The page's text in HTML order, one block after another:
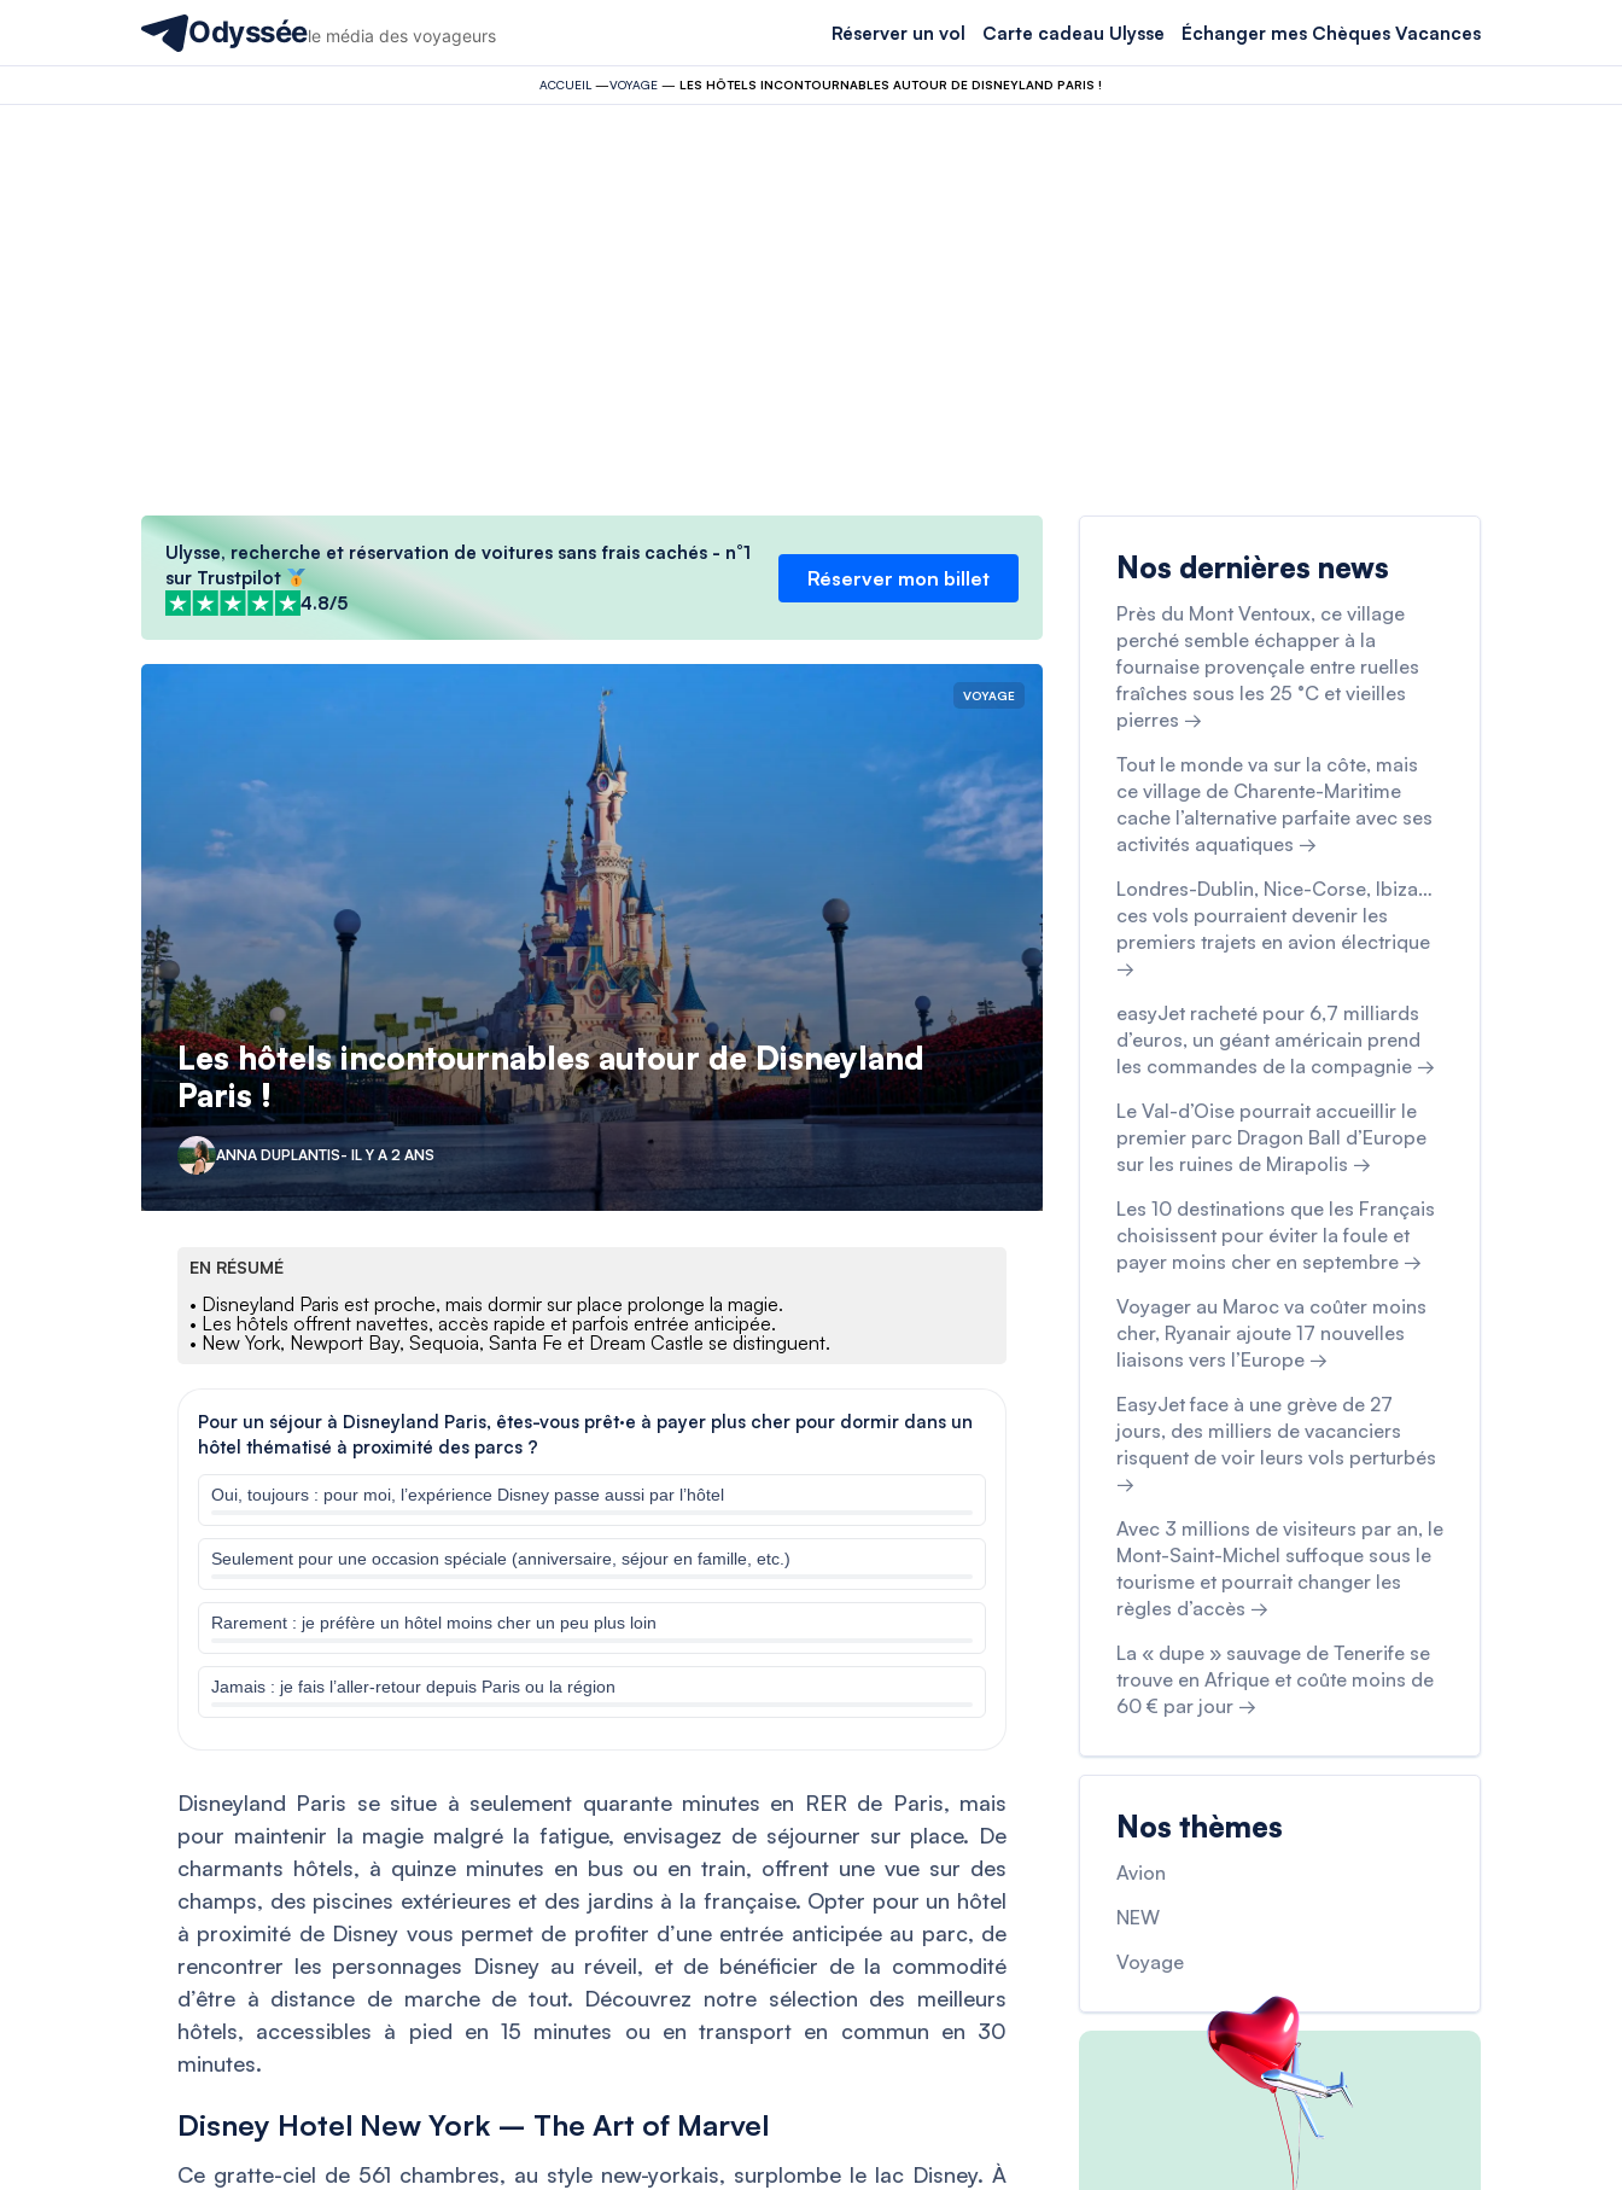
Odysséele média des voyageurs Réserver un vol Carte cadeau Ulysse Échanger mes Chèques Vacances
ACCUEIL —VOYAGE— LES HÔTELS INCONTOURNABLES AUTOUR DE DISNEYLAND PARIS !
Ulysse, recherche et réservation de voitures sans frais cachés - n°1
sur Trustpilot
4.8/5
Réserver mon billet
VOYAGE
Les hôtels incontournables autour de Disneyland
Paris !
ANNA DUPLANTIS- IL Y A 2 ANS
EN RÉSUMÉ
• Disneyland Paris est proche, mais dormir sur place prolonge la magie.
• Les hôtels offrent navettes, accès rapide et parfois entrée anticipée.
• New York, Newport Bay, Sequoia, Santa Fe et Dream Castle se distinguent.
Pour un séjour à Disneyland Paris, êtes-vous prêt·e à payer plus cher pour dormir dans un
hôtel thématisé à proximité des parcs ?
Oui, toujours : pour moi, l’expérience Disney passe aussi par l’hôtel
Seulement pour une occasion spéciale (anniversaire, séjour en famille, etc.)
Rarement : je préfère un hôtel moins cher un peu plus loin
Jamais : je fais l’aller-retour depuis Paris ou la région
Disneyland Paris se situe à seulement quarante minutes en RER de Paris, mais
pour maintenir la magie malgré la fatigue, envisagez de séjourner sur place. De
charmants hôtels, à quinze minutes en bus ou en train, offrent une vue sur des
champs, des piscines extérieures et des jardins à la française. Opter pour un hôtel
à proximité de Disney vous permet de profiter d’une entrée anticipée au parc, de
rencontrer les personnages Disney au réveil, et de bénéficier de la commodité
d’être à distance de marche de tout. Découvrez notre sélection des meilleurs
hôtels, accessibles à pied en 15 minutes ou en transport en commun en 30
minutes.
Disney Hotel New York – The Art of Marvel
Ce gratte-ciel de 561 chambres, au style new-yorkais, surplombe le lac Disney. À
Nos dernières news
Près du Mont Ventoux, ce village
perché semble échapper à la
fournaise provençale entre ruelles
fraîches sous les 25 °C et vieilles
pierres →
Tout le monde va sur la côte, mais
ce village de Charente-Maritime
cache l’alternative parfaite avec ses
activités aquatiques →
Londres-Dublin, Nice-Corse, Ibiza…
ces vols pourraient devenir les
premiers trajets en avion électrique
→
easyJet racheté pour 6,7 milliards
d’euros, un géant américain prend
les commandes de la compagnie →
Le Val-d’Oise pourrait accueillir le
premier parc Dragon Ball d’Europe
sur les ruines de Mirapolis →
Les 10 destinations que les Français
choisissent pour éviter la foule et
payer moins cher en septembre →
Voyager au Maroc va coûter moins
cher, Ryanair ajoute 17 nouvelles
liaisons vers l’Europe →
EasyJet face à une grève de 27
jours, des milliers de vacanciers
risquent de voir leurs vols perturbés
→
Avec 3 millions de visiteurs par an, le
Mont-Saint-Michel suffoque sous le
tourisme et pourrait changer les
règles d’accès →
La « dupe » sauvage de Tenerife se
trouve en Afrique et coûte moins de
60 € par jour →
Nos thèmes
Avion
NEW
Voyage